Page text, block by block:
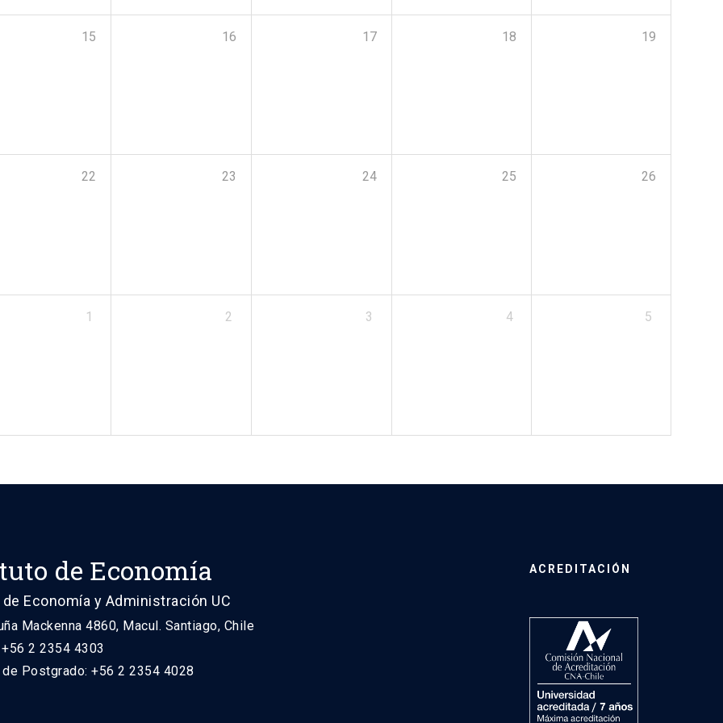
15 16 17 18 19
22 23 24 25 26
1 2 3 4 5
de Economía
Economía y Administración UC
Mackenna 4860, Macul. Santiago, Chile
2 2354 4303
Postgrado: +56 2 2354 4028
ACREDITACIÓN